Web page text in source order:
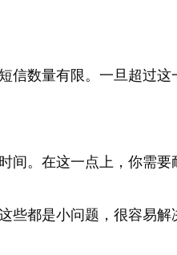
数量有限。一旦超过这
。在这一点上，你需要
都是小问题，很容易解